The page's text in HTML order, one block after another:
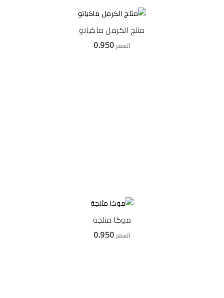
مثلج الكرمل ماكياتو
السعر0.950
موكا مثلجة
السعر0.950